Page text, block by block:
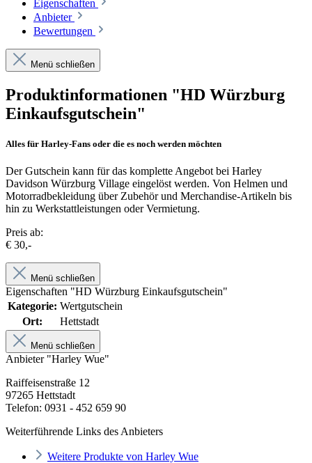
Eigenschaften
Anbieter
Bewertungen
Menü schließen
Produktinformationen "HD Würzburg
Einkaufsgutschein"
Alles für Harley-Fans oder die es noch werden möchten
Der Gutschein kann für das komplette Angebot bei Harley
Davidson Würzburg Village eingelöst werden. Von Helmen und
Motorradbekleidung über Zubehör und Merchandise-Artikeln bis
hin zu Werkstattleistungen oder Vermietung.
Preis ab:
€ 30,-
Menü schließen
Eigenschaften "HD Würzburg Einkaufsgutschein"
Kategorie: Wertgutschein
Ort:
Hettstadt
Menü schließen
Anbieter "Harley Wue"
Raiffeisenstraße 12
97265 Hettstadt
Telefon: 0931 - 452 659 90
Weiterführende Links des Anbieters
Weitere Produkte von Harley Wue